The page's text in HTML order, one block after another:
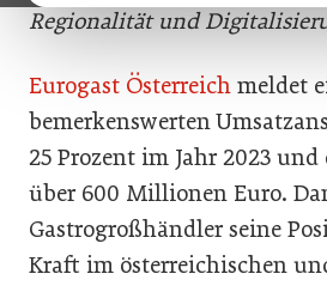
Regionalität und
Eurogast Österreich meldet
bemerkenswerten
25 Prozent im Jahr 2023
über 600 Millionen Euro.
Gastrogroßhändler seine
Kraft im österreichischen